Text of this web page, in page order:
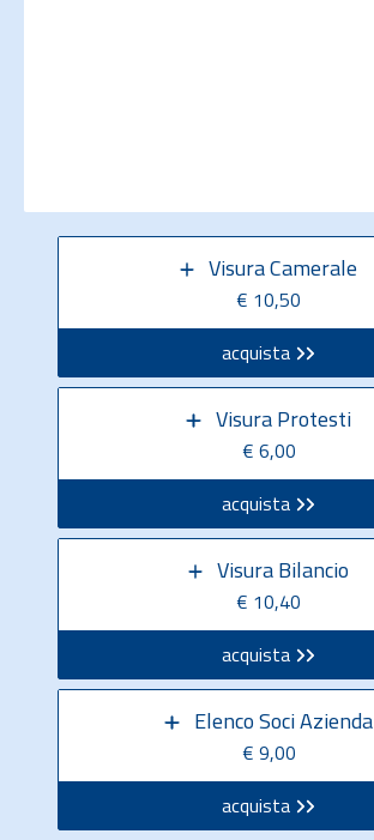
Visura Camerale
€ 10,50
acquista
Visura Protesti
€ 6,00
acquista
Visura Bilancio
€ 10,40
acquista
Elenco Soci Azienda
€ 9,00
acquista